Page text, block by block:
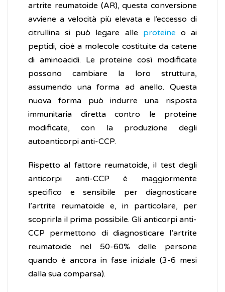
artrite reumatoide (AR), questa conversione
avviene a velocità più elevata e l’eccesso di
citrullina si può legare alle proteine o ai
peptidi, cioè a molecole costituite da catene
di aminoacidi. Le proteine così modificate
possono cambiare la loro struttura,
assumendo una forma ad anello. Questa
nuova forma può indurre una risposta
immunitaria diretta contro le proteine
modificate, con la produzione degli
autoanticorpi anti-CCP.
Rispetto al fattore reumatoide, il test degli
anticorpi anti-CCP è maggiormente
specifico e sensibile per diagnosticare
l’artrite reumatoide e, in particolare, per
scoprirla il prima possibile. Gli anticorpi anti-
CCP permettono di diagnosticare l’artrite
reumatoide nel 50-60% delle persone
quando è ancora in fase iniziale (3-6 mesi
dalla sua comparsa).